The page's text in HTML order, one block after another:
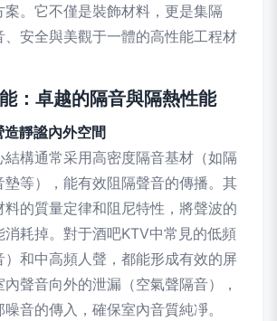
。它不僅是裝飾材料，更是集隔
、安全與美觀于一體的高性能工程材
：卓越的隔音與隔熱性能
靜謐內外空間
結構通常采用高密度隔音基材（如隔
墊等），能有效阻隔聲音的傳播。其
料的質量定律和阻尼特性，將聲波的
消耗掉。對于酒吧KTV中常見的低頻
）和中高頻人聲，都能形成有效的屏
聲音向外的泄漏（空氣聲隔音），
音的傳入，確保室內音質純凈。